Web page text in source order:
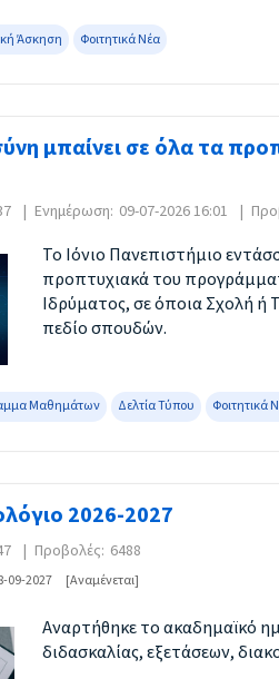
Άσκηση Φοιτητικά Νέα
μπαίνει σε όλα τα
| Ενημέρωση: 09-07-2026 16:01 |
Το Ιόνιο Πανεπιστήμιο
προπτυχιακά του
Ιδρύματος, σε όποια Σχολή ή
πεδίο σπουδών.
Μαθημάτων Δελτία Τύπου Φοιτητικά
2026-2027
| Προβολές: 6488
09-2027 [Αναμένεται]
Αναρτήθηκε το ακαδημαϊκό
διδασκαλίας, εξετάσεων,